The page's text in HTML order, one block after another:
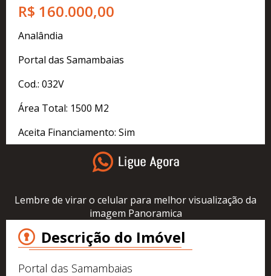
R$ 160.000,00
Analândia
Portal das Samambaias
Cod.: 032V
Área Total: 1500 M2
Aceita Financiamento: Sim
Lembre de virar o celular para melhor visualização da
imagem Panoramica
Descrição do Imóvel
Portal das Samambaias